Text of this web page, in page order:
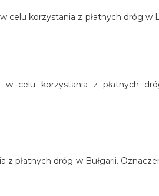
celu korzystania z płatnych dróg
celu korzystania z płatnych
płatnych dróg w Bułgarii.